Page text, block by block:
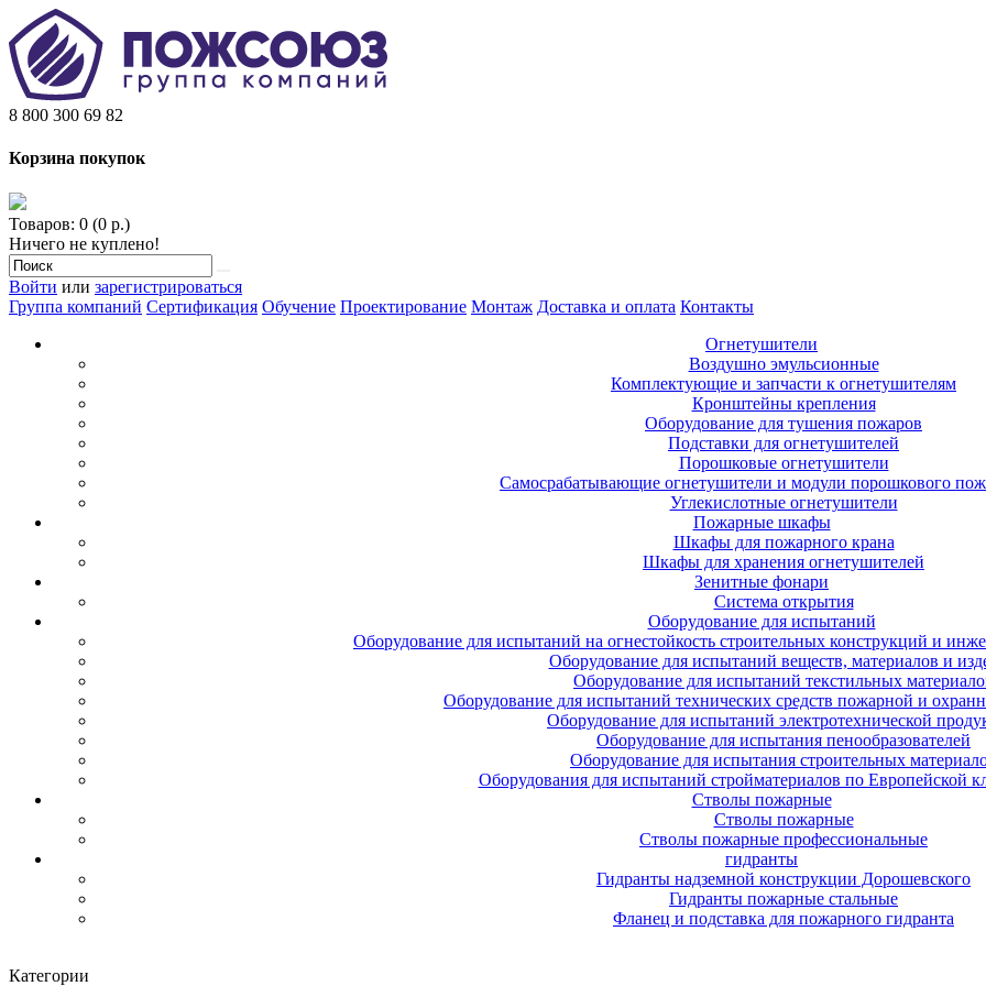
8 800 300 69 82
Корзина покупок
Товаров: 0 (0 р.)
Ничего не куплено!
Войти или зарегистрироваться
Группа компаний Сертификация Обучение Проектирование Монтаж Доставка и оплата Контакты
Огнетушители
Воздушно эмульсионные
Комплектующие и запчасти к огнетушителям
Кронштейны крепления
Оборудование для тушения пожаров
Подставки для огнетушителей
Порошковые огнетушители
Самосрабатывающие огнетушители и модули порошкового
Углекислотные огнетушители
Пожарные шкафы
Шкафы для пожарного крана
Шкафы для хранения огнетушителей
Зенитные фонари
Система открытия
Оборудование для испытаний
Оборудование для испытаний на огнестойкость строительных конструкций и
Оборудование для испытаний веществ, материалов и
Оборудование для испытаний текстильных
Оборудование для испытаний технических средств пожарной и
Оборудование для испытаний электротехнической
Оборудование для испытания пенообразователей
Оборудование для испытания строительных
Оборудования для испытаний стройматериалов по Европейской
Стволы пожарные
Стволы пожарные
Стволы пожарные профессиональные
гидранты
Гидранты надземной конструкции Дорошевского
Гидранты пожарные стальные
Фланец и подставка для пожарного гидранта
Категории